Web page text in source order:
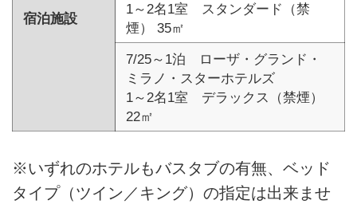
宿泊施設
1～2名1室 スタンダード（禁
煙） 35㎡
7/25～1泊 ローザ・グランド・
ミラノ・スターホテルズ
1～2名1室 デラックス（禁煙）
22㎡
※いずれのホテルもバスタブの有無、ベッド
タイプ（ツイン／キング）の指定は出来ませ